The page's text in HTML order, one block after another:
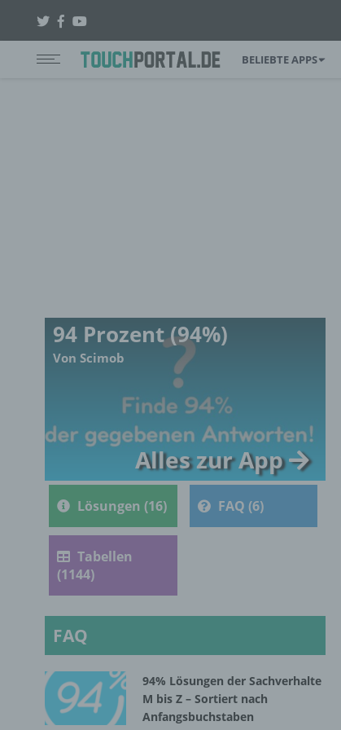
BELIEBTE APPS
94 Prozent (94%)
Von Scimob
Alles zur App
Lösungen (16) FAQ (6)
Tabellen
(1144)
FAQ
94% Lösungen der Sachverhalte
M bis Z – Sortiert nach
Anfangsbuchstaben